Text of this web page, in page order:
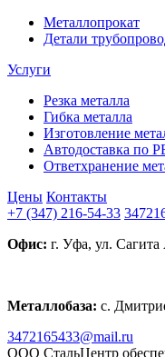
Металлопрокат
Детали
Услуги
Резка металла
Гибка металла
Изготовление
Автодоставка по
Ответхранение
Цены Контакты
+7 (347) 216-54-33
Офис: г. Уфа, ул.
Металлобаза: с.
3472165433@mail.ru
ООО СтальЦентр